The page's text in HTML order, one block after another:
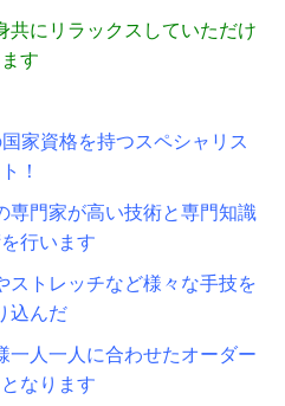
共にリラックスしていただけ
ます
家資格を持つスペシャリス
ト！
専門家が高い技術と専門知識
行います
ストレッチなど様々な手技を
込んだ
一人一人に合わせたオーダー
なります